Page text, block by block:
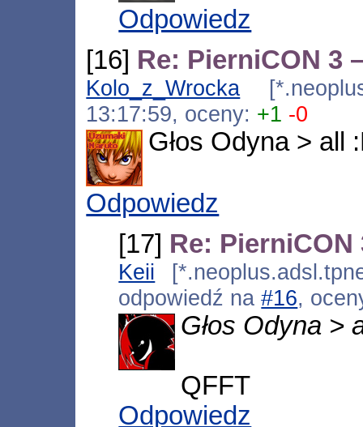
Odpowiedz
[16] Re: PierniCON 3
Kolo_z_Wrocka
13:17:59, oceny: +1 -0
Głos Odyna > all
Odpowiedz
[17] Re:
Keii
odpowiedź na#16,
Głos Odyna >
QFFT
Odpowiedz